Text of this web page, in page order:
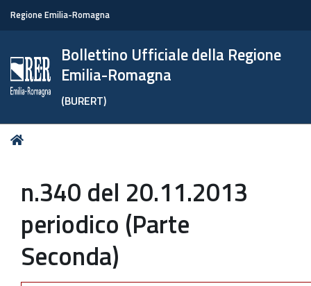
Regione Emilia-Romagna
Bollettino Ufficiale della Regione
Emilia-Romagna
(BURERT)
Tu
n.340 del 20.11.2013
periodico (Parte
Seconda)